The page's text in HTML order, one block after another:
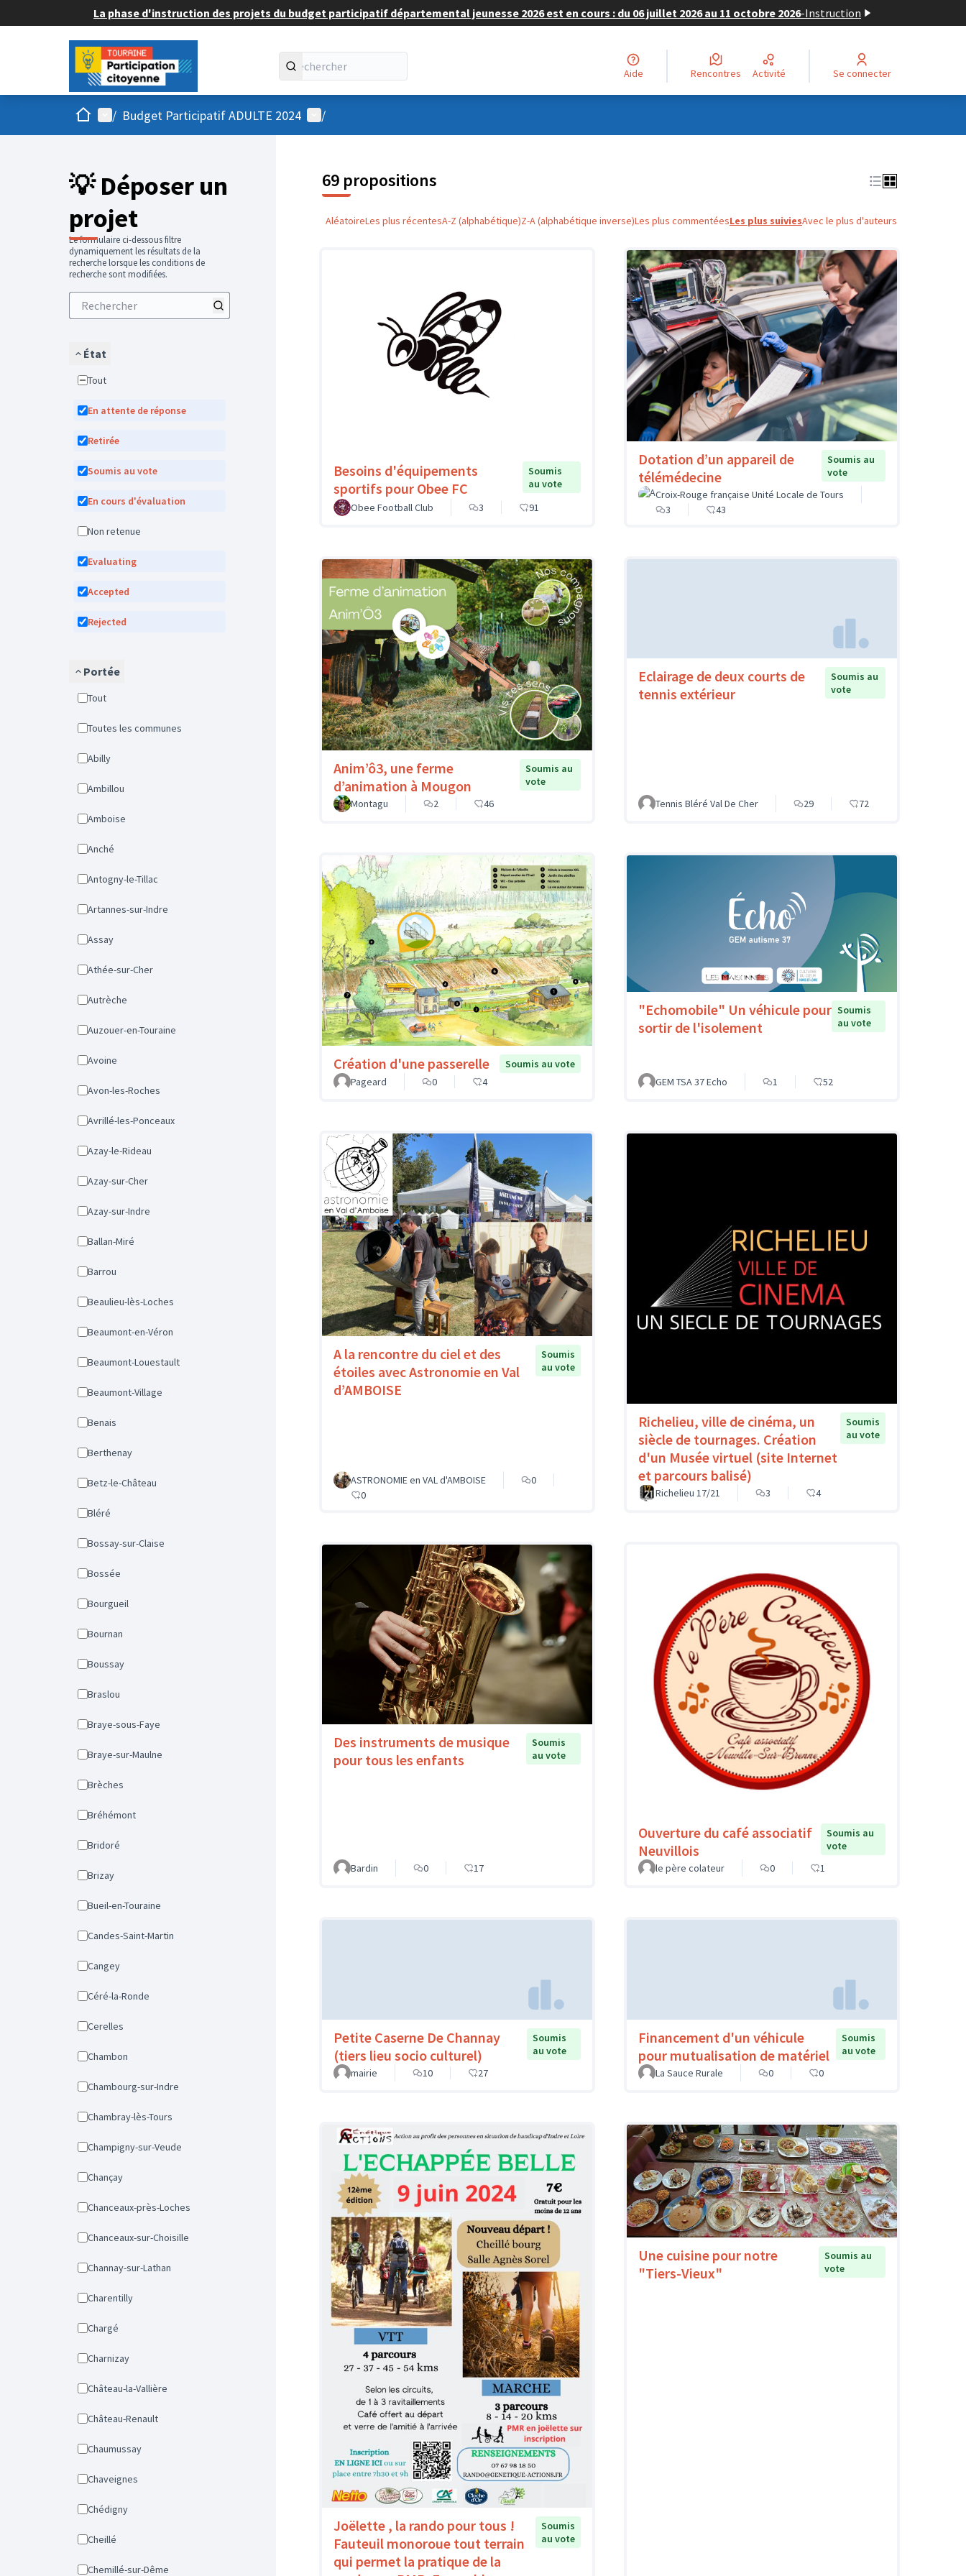
La phase d'instruction des projets du budget participatif départemental jeunesse 2026 est en cours : du 06 juillet 2026 au 11 octobre 2026-Instruction
Aide Rencontres Activité Se connecter
AccueilMenu principal
/ Budget Participatif ADULTE 2024 Menu utilisateur
/
💡 Déposer un
projet
Le formulaire ci-dessous filtre
dynamiquement les résultats de la
recherche lorsque les conditions de
recherche sont modifiées.
État
Tout
En attente de réponse
Retirée
Soumis au vote
En cours d'évaluation
Non retenue
Evaluating
Accepted
Rejected
Portée
Tout
Toutes les communes
Abilly
Ambillou
Amboise
Anché
Antogny-le-Tillac
Artannes-sur-Indre
Assay
Athée-sur-Cher
Autrèche
Auzouer-en-Touraine
Avoine
Avon-les-Roches
Avrillé-les-Ponceaux
Azay-le-Rideau
Azay-sur-Cher
Azay-sur-Indre
Ballan-Miré
Barrou
Beaulieu-lès-Loches
Beaumont-en-Véron
Beaumont-Louestault
Beaumont-Village
Benais
Berthenay
Betz-le-Château
Bléré
Bossay-sur-Claise
Bossée
Bourgueil
Bournan
Boussay
Braslou
Braye-sous-Faye
Braye-sur-Maulne
Brèches
Bréhémont
Bridoré
Brizay
Bueil-en-Touraine
Candes-Saint-Martin
Cangey
Céré-la-Ronde
Cerelles
Chambon
Chambourg-sur-Indre
Chambray-lès-Tours
Champigny-sur-Veude
Chançay
Chanceaux-près-Loches
Chanceaux-sur-Choisille
Channay-sur-Lathan
Charentilly
Chargé
Charnizay
Château-la-Vallière
Château-Renault
Chaumussay
Chaveignes
Chédigny
Cheillé
Chemillé-sur-Dême
69 propositions
AléatoireLes plus récentesA-Z (alphabétique)Z-A (alphabétique inverse)Les plus commentéesLes plus suiviesAvec le plus d'auteurs
Besoins d'équipements
sportifs pour Obee FC
Soumis
au vote
Obee Football Club
3 91
Dotation d’un appareil de
télémédecine
Soumis au
vote
Croix-Rouge française Unité Locale de Tours
3
43
Anim’ô3, une ferme
d’animation à Mougon
Soumis au
vote
Montagu
2 46
Eclairage de deux courts de
tennis extérieur
Soumis au
vote
Tennis Bléré Val De Cher 29 72
Création d'une passerelle
Soumis au vote
Pageard
0 4
"Echomobile" Un véhicule pour
sortir de l'isolement
Soumis
au vote
GEM TSA 37 Echo 1 52
A la rencontre du ciel et des
étoiles avec Astronomie en Val
d’AMBOISE
Soumis
au vote
ASTRONOMIE en VAL d'AMBOISE
0
0
Richelieu, ville de cinéma, un
siècle de tournages. Création
d'un Musée virtuel (site Internet
et parcours balisé)
Soumis
au vote
Richelieu 17/21 3 4
Des instruments de musique
pour tous les enfants
Soumis
au vote
Bardin 0 17
Ouverture du café associatif
Neuvillois
Soumis au
vote
le père colateur
0 1
Petite Caserne De Channay
(tiers lieu socio culturel)
Soumis
au vote
mairie
10 27
Financement d'un véhicule
pour mutualisation de matériel
Soumis
au vote
La Sauce Rurale
0 0
Joëlette , la rando pour tous !
Fauteuil monoroue tout terrain
qui permet la pratique de la
Soumis
au vote
Une cuisine pour notre
"Tiers-Vieux"
Soumis au
vote